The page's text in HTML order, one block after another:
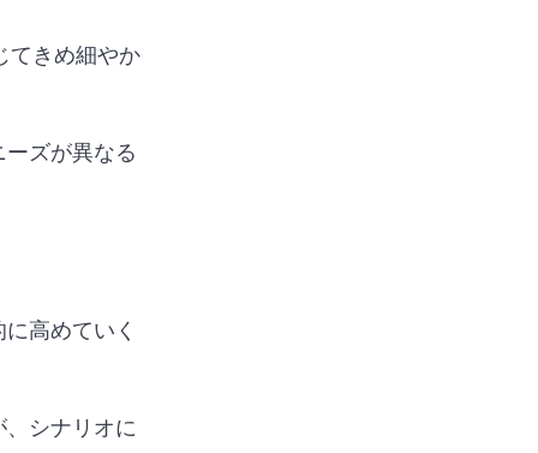
てきめ細やか
ズが異なる
高めていく
シナリオに